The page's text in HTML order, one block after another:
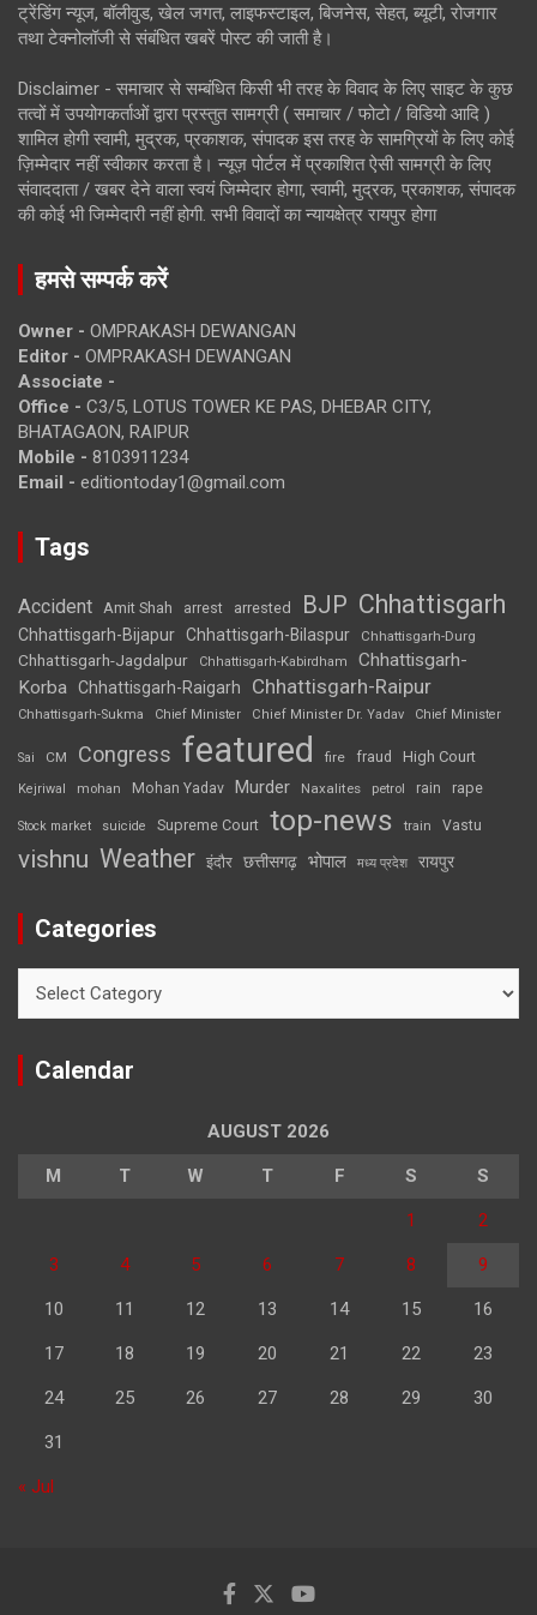
ट्रेंडिंग न्यूज, बॉलीवुड, खेल जगत, लाइफस्टाइल, बिजनेस, सेहत, ब्यूटी, रोजगार
तथा टेक्नोलॉजी से संबंधित खबरें पोस्ट की जाती है।
Disclaimer - समाचार से सम्बंधित किसी भी तरह के विवाद के लिए साइट के कुछ
तत्वों में उपयोगकर्ताओं द्वारा प्रस्तुत सामग्री ( समाचार / फोटो / विडियो आदि )
शामिल होगी स्वामी, मुद्रक, प्रकाशक, संपादक इस तरह के सामग्रियों के लिए कोई
ज़िम्मेदार नहीं स्वीकार करता है। न्यूज़ पोर्टल में प्रकाशित ऐसी सामग्री के लिए
संवाददाता / खबर देने वाला स्वयं जिम्मेदार होगा, स्वामी, मुद्रक, प्रकाशक, संपादक
की कोई भी जिम्मेदारी नहीं होगी. सभी विवादों का न्यायक्षेत्र रायपुर होगा
हमसे सम्पर्क करें
Owner - OMPRAKASH DEWANGAN
Editor - OMPRAKASH DEWANGAN
Associate -
Office - C3/5, LOTUS TOWER KE PAS, DHEBAR CITY,
BHATAGAON, RAIPUR
Mobile - 8103911234
Email - editiontoday1@gmail.com
Tags
Accident Amit Shah arrest arrested BJP Chhattisgarh
Chhattisgarh-Bijapur Chhattisgarh-Bilaspur Chhattisgarh-Durg
Chhattisgarh-Jagdalpur Chhattisgarh-Kabirdham
Chhattisgarh-
Korba Chhattisgarh-Raigarh Chhattisgarh-Raipur
Chhattisgarh-Sukma Chief Minister Chief Minister Dr. Yadav Chief Minister
Sai CM Congress featured fire fraud High Court
Kejriwal mohan Mohan Yadav Murder Naxalites petrol rain rape
Stock market suicide Supreme Court top-news train Vastu
vishnu Weather इंदौर छत्तीसगढ़ भोपाल मध्य प्रदेश रायपुर
Categories
Calendar
AUGUST 2026
M T W T F S S
1 2
3 4 5 6 7 8 9
10 11 12 13 14 15 16
17 18 19 20 21 22 23
24 25 26 27 28 29 30
31
« Jul